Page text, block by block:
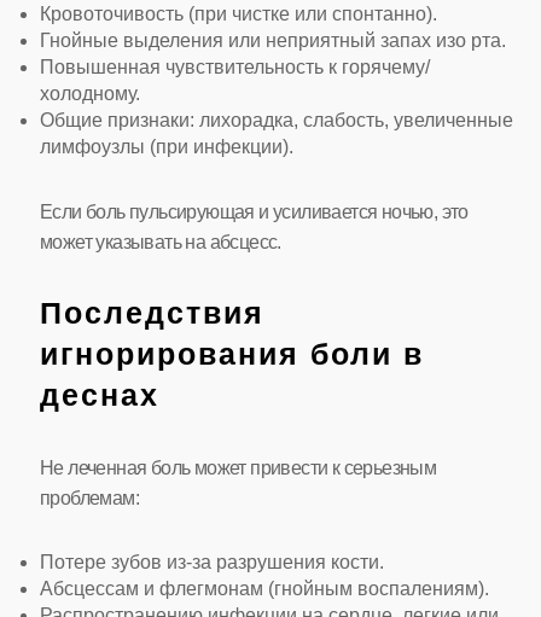
Кровоточивость (при чистке или спонтанно).
Гнойные выделения или неприятный запах изо рта.
Повышенная чувствительность к горячему/
холодному.
Общие признаки: лихорадка, слабость, увеличенные
лимфоузлы (при инфекции).
Если боль пульсирующая и усиливается ночью, это
может указывать на абсцесс.
Последствия
игнорирования боли в
деснах
Не леченная боль может привести к серьезным
проблемам:
Потере зубов из-за разрушения кости.
Абсцессам и флегмонам (гнойным воспалениям).